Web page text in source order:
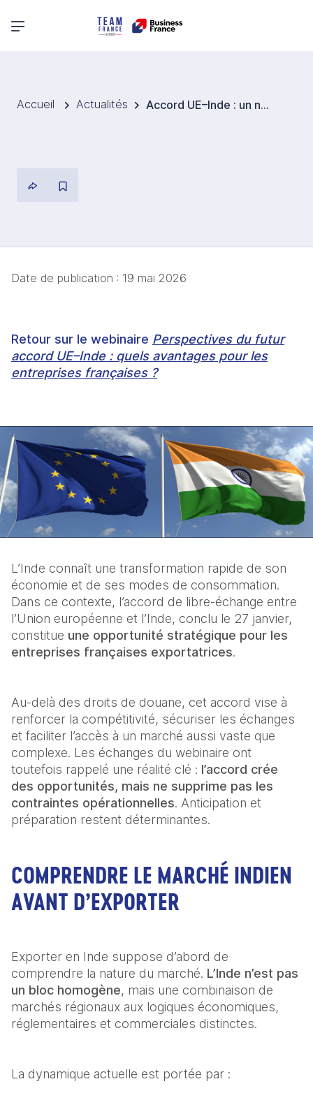
Menu principal
Accueil Actualités Accord UE–Inde : un nouvel accélérateur pour exporter en Inde à grande échelle
Date de publication : 19 mai 2026
Retour sur le webinaire Perspectives du futur
accord UE–Inde : quels avantages pour les
entreprises françaises ?
L’Inde connaît une transformation rapide de son
économie et de ses modes de consommation.
Dans ce contexte, l’accord de libre‑échange entre
l’Union européenne et l’Inde, conclu le 27 janvier,
constitue une opportunité stratégique pour les
entreprises françaises exportatrices.
Au‑delà des droits de douane, cet accord vise à
renforcer la compétitivité, sécuriser les échanges
et faciliter l’accès à un marché aussi vaste que
complexe. Les échanges du webinaire ont
toutefois rappelé une réalité clé : l’accord crée
des opportunités, mais ne supprime pas les
contraintes opérationnelles. Anticipation et
préparation restent déterminantes.
COMPRENDRE LE MARCHÉ INDIEN
AVANT D’EXPORTER
Exporter en Inde suppose d’abord de
comprendre la nature du marché. L’Inde n’est pas
un bloc homogène, mais une combinaison de
marchés régionaux aux logiques économiques,
réglementaires et commerciales distinctes.
La dynamique actuelle est portée par :